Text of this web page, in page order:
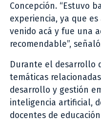
Concepción. “Estuvo
experiencia, ya que
venido acá y fue una
recomendable”,
Durante el desarrollo
temáticas
desarrollo y gestión
inteligencia artificial,
docentes de